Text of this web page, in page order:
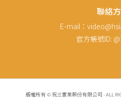
聯絡
E-mail：
官方帳號ID:
版權所有 © 祝三實業股份有限公司 - ALL